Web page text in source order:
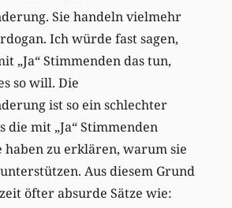
Sie handeln vielmehr
Ich würde fast sagen,
„Ja“ Stimmenden das tun,
so will. Die
ist so ein schlechter
die mit „Ja“ Stimmenden
zu erklären, warum sie
Aus diesem Grund
öfter absurde Sätze wie: